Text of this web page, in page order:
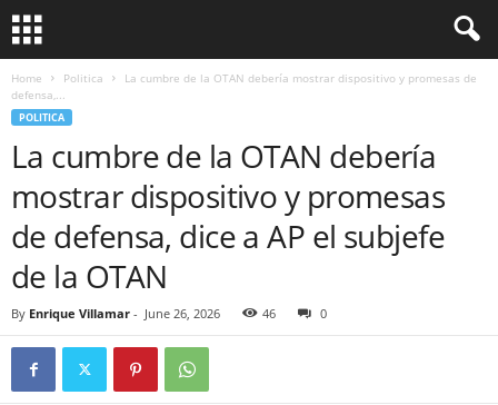
Home Politica
La cumbre de la OTAN debería mostrar dispositivo y promesas de
defensa,...
POLITICA
La cumbre de la OTAN debería
mostrar dispositivo y promesas
de defensa, dice a AP el subjefe
de la OTAN
By Enrique Villamar - June 26, 2026 46 0